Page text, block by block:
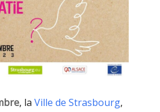
, laVille de Strasbourg,